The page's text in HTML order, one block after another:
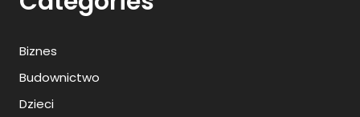
Biznes
Budownictwo
Dzieci